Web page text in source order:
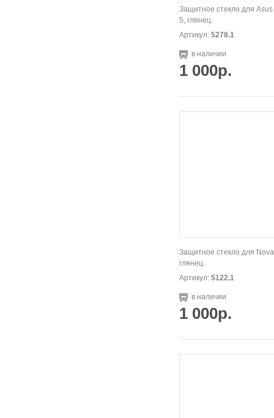
Защитное стекло для
5, глянец.
Артикул: 5278.1
в наличии
1 000р.
Защитное стекло для
глянец.
Артикул: 5122.1
в наличии
1 000р.